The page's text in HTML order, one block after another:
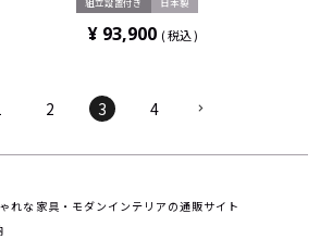
完成品
棚 ハイタイプ 引き出し ナチュラル グレ
ー
¥ 93,900 税込
2 3 4
れな家具・モダンインテリアの通販サイト